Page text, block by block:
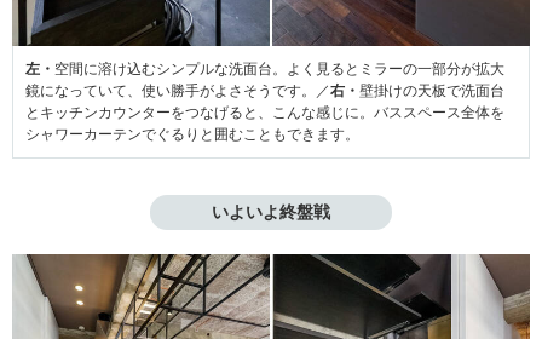
左・ 空間に溶け込むシンプルな洗面台。よく見るとミラーの一部分が拡大
鏡になっていて、使い勝手がよさそうです。／右・ 壁掛けの天板で洗面台
とキッチンカウンターをつなげると、こんな感じに。バススペース全体を
シャワーカーテンでぐるりと囲むこともできます。
いよいよ終盤戦